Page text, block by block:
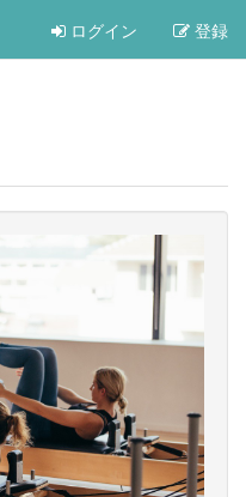
ログイン 登録